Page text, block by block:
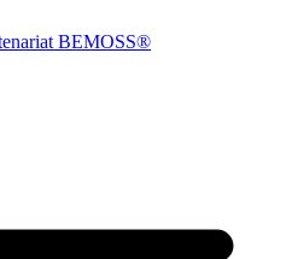
BEMOSS®